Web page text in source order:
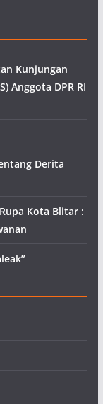
Kunjungan
Anggota DPR RI
Derita
Kota Blitar :